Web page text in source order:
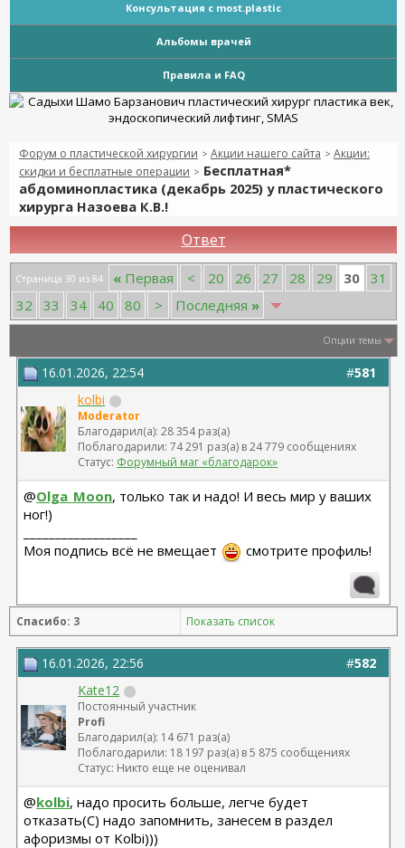
Консультация с most.plastic
Альбомы врачей
Правила и FAQ
Форум о пластической хирургии > Акции нашего сайта > Акции:
скидки и бесплатные операции > Бесплатная*
абдоминопластика (декабрь 2025) у пластического
хирурга Назоева К.В.!
Ответ
Страница 30 из 84 « Первая < 20 26 27 28 29 30 31
32
33 34 40 80 > Последняя »
Опции темы
#581
16.01.2026, 22:54
kolbi
Moderator
Благодарил(а): 28 354 раз(а)
Поблагодарили: 74 291 раз(а) в 24 779 сообщениях
Статус: Форумный маг «благодарок»
@Olga_Moon, только так и надо! И весь мир у ваших
ног!)
Моя подпись всё не вмещает
смотрите профиль!
Спасибо: 3 Показать список
#582
16.01.2026, 22:56
Kate12
Постоянный участник
Profi
Благодарил(а): 14 671 раз(а)
Поблагодарили: 18 197 раз(а) в 5 875 сообщениях
Статус: Никто еще не оценивал
@kolbi, надо просить больше, легче будет
отказать(С) надо запомнить, занесем в раздел
афоризмы от Kolbi)))